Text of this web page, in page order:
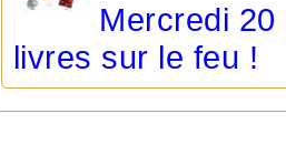
Mercredi
livres sur le feu !